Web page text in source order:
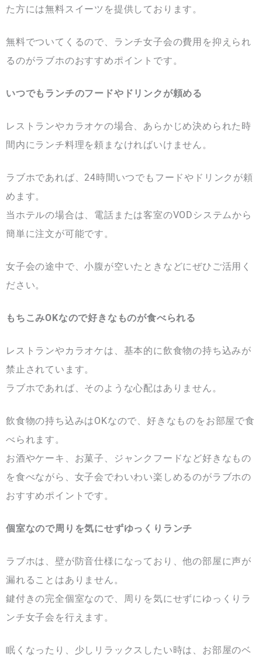
た方には無料スイーツを提供しております。
無料でついてくるので、ランチ女子会の費用を抑えられ
るのがラブホのおすすめポイントです。
いつでもランチのフードやドリンクが頼める
レストランやカラオケの場合、あらかじめ決められた時
間内にランチ料理を頼まなければいけません。
ラブホであれば、24時間いつでもフードやドリンクが頼
めます。
当ホテルの場合は、電話または客室のVODシステムから
簡単に注文が可能です。
女子会の途中で、小腹が空いたときなどにぜひご活用く
ださい。
もちこみOKなので好きなものが食べられる
レストランやカラオケは、基本的に飲食物の持ち込みが
禁止されています。
ラブホであれば、そのような心配はありません。
飲食物の持ち込みはOKなので、好きなものをお部屋で食
べられます。
お酒やケーキ、お菓子、ジャンクフードなど好きなもの
を食べながら、女子会でわいわい楽しめるのがラブホの
おすすめポイントです。
個室なので周りを気にせずゆっくりランチ
ラブホは、壁が防音仕様になっており、他の部屋に声が
漏れることはありません。
鍵付きの完全個室なので、周りを気にせずにゆっくりラ
ンチ女子会を行えます。
眠くなったり、少しリラックスしたい時は、お部屋のベ